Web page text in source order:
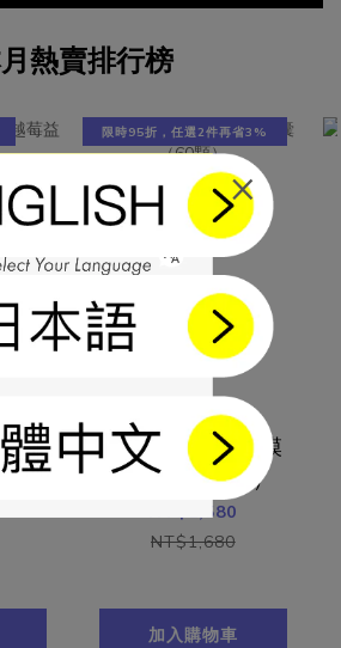
素D3、維生素k2-7、雪印MBP牛奶蛋
生素D3 60 IU維生素K2-7 18毫克北海
減緩生理痛，生理期前一週每天2-3
包。
四項
莓
熱賣排行榜
億蔓
30
限時95折，任選2件再省3%
【好好睡】飛航模
式膠囊（60顆）
NT$1,580
NT$1,680
加入購物車
×